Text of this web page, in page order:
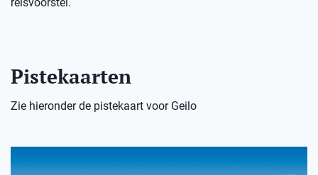
Pistekaarten
Zie hieronder de pistekaart voor Geilo